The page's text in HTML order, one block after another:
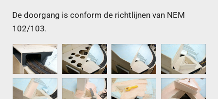
De doorgang is conform de richtlijnen van NEM
102/103.